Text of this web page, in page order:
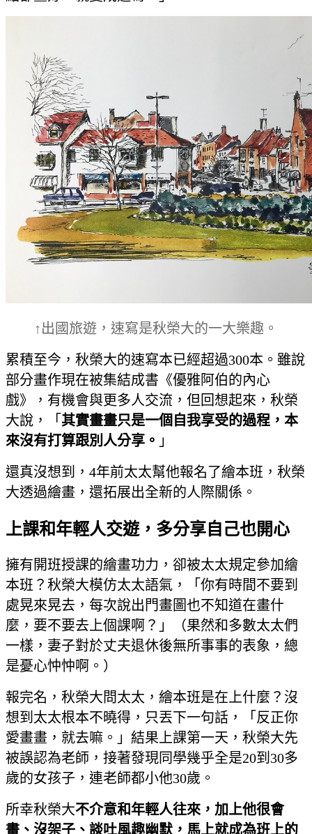
↑出國旅遊，速寫是秋榮大的一大樂趣。
累積至今，秋榮大的速寫本已經超過300本。雖說
部分畫作現在被集結成書《優雅阿伯的內心
戲》，有機會與更多人交流，但回想起來，秋榮
大說，「 其實畫畫只是一個自我享受的過程，本
來沒有打算跟別人分享。 」
還真沒想到，4年前太太幫他報名了繪本班，秋榮
大透過繪畫，還拓展出全新的人際關係。
上課和年輕人交遊，多分享自己也開心
擁有開班授課的繪畫功力，卻被太太規定參加繪
本班？秋榮大模仿太太語氣，「你有時間不要到
處晃來晃去，每次說出門畫圖也不知道在畫什
麼，要不要去上個課啊？」（果然和多數太太們
一樣，妻子對於丈夫退休後無所事事的表象，總
是憂心忡忡啊。）
報完名，秋榮大問太太，繪本班是在上什麼？沒
想到太太根本不曉得，只丟下一句話，「反正你
愛畫畫，就去嘛。」結果上課第一天，秋榮大先
被誤認為老師，接著發現同學幾乎全是20到30多
歲的女孩子，連老師都小他30歲。
所幸秋榮大不介意和年輕人往來，加上他很會
畫、沒架子、談吐風趣幽默，馬上就成為班上的